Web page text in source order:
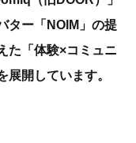
ター「NOIM」の提
た「体験×コミュニ
開しています。